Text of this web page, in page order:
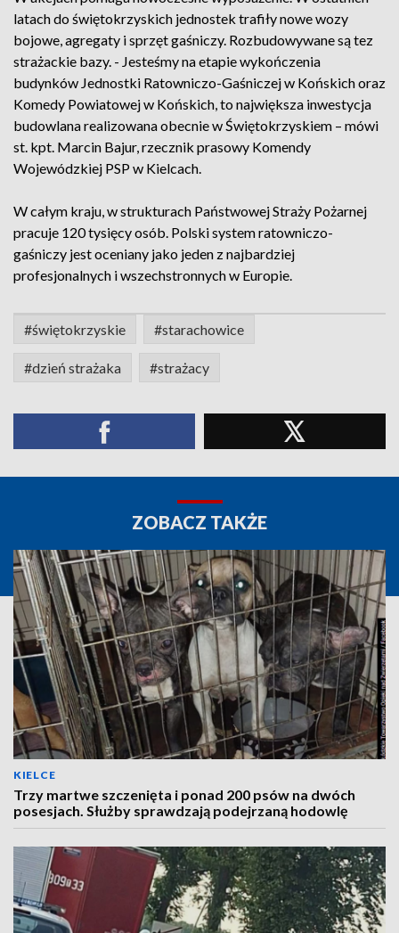
latach do świętokrzyskich jednostek trafiły nowe wozy
bojowe, agregaty i sprzęt gaśniczy. Rozbudowywane są tez
strażackie bazy. - Jesteśmy na etapie wykończenia
budynków Jednostki Ratowniczo-Gaśniczej w Końskich oraz
Komedy Powiatowej w Końskich, to największa inwestycja
budowlana realizowana obecnie w Świętokrzyskiem – mówi
st. kpt. Marcin Bajur, rzecznik prasowy Komendy
Wojewódzkiej PSP w Kielcach.
W całym kraju, w strukturach Państwowej Straży Pożarnej
pracuje 120 tysięcy osób. Polski system ratowniczo-
gaśniczy jest oceniany jako jeden z najbardziej
profesjonalnych i wszechstronnych w Europie.
#świętokrzyskie #starachowice
#dzień strażaka #strażacy
ZOBACZ TAKŻE
KIELCE
Trzy martwe szczenięta i ponad 200 psów na dwóch
posesjach. Służby sprawdzają podejrzaną hodowlę